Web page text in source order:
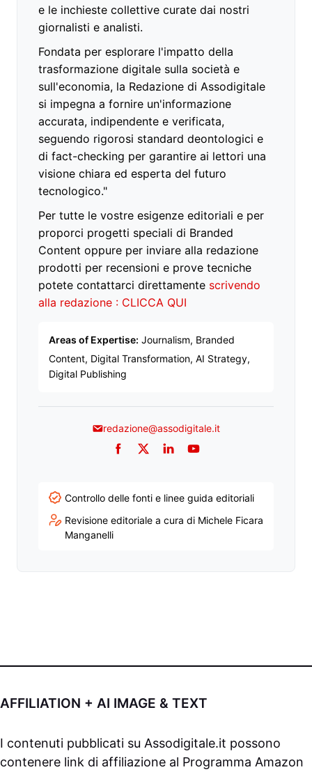
e le inchieste collettive curate dai nostri
giornalisti e analisti.
Fondata per esplorare l'impatto della
trasformazione digitale sulla società e
sull'economia, la Redazione di Assodigitale
si impegna a fornire un'informazione
accurata, indipendente e verificata,
seguendo rigorosi standard deontologici e
di fact-checking per garantire ai lettori una
visione chiara ed esperta del futuro
tecnologico."
Per tutte le vostre esigenze editoriali e per
proporci progetti speciali di Branded
Content oppure per inviare alla redazione
prodotti per recensioni e prove tecniche
potete contattarci direttamente scrivendo
alla redazione : CLICCA QUI
Areas of Expertise: Journalism, Branded
Content, Digital Transformation, AI Strategy,
Digital Publishing
redazione@assodigitale.it
Facebook
TwitterLinkedInYouTube
Controllo delle fonti e linee guida editoriali
Revisione editoriale a cura di Michele Ficara
Manganelli
AFFILIATION + AI IMAGE & TEXT
I contenuti pubblicati su Assodigitale.it possono
contenere link di affiliazione al Programma Amazon